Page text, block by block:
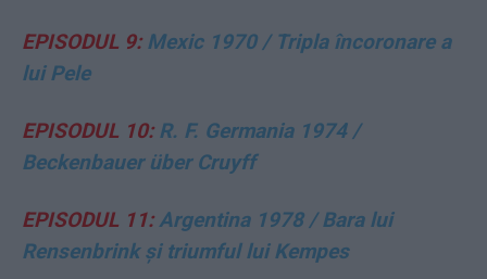
EPISODUL 9:Mexic 1970 / Tripla încoronare a
lui Pele
EPISODUL 10:R. F. Germania 1974 /
Beckenbauer über Cruyff
EPISODUL 11:Argentina 1978 / Bara lui
Rensenbrink și triumful lui Kempes